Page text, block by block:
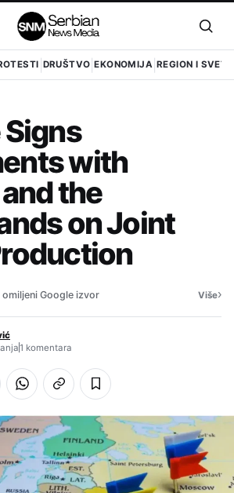
DRUŠTVO EKONOMIJA REGION I SVET
with
the
on Joint
omiljeni Google izvor Više›
1 komentara